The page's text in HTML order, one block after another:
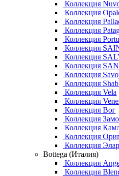
Коллекция
Коллекция
Коллекция
Коллекция
Коллекция
Коллекция
Коллекция
Коллекция
Коллекция
Коллекция
Коллекция Vela
Коллекция
Коллекция Вог
Коллекция
Коллекция
Коллекция
Коллекция
Bottega (Италия)
Коллекция
Коллекция